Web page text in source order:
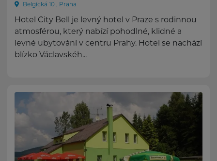
Belgická 10 , Praha
Hotel City Bell je levný hotel v Praze s rodinnou
atmosférou, který nabízí pohodlné, klidné a
levné ubytování v centru Prahy. Hotel se nachází
blízko Václavskéh...